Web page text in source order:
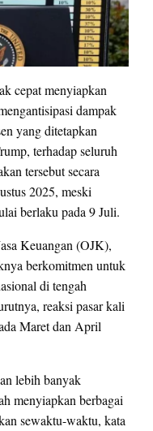
cepat menyiapkan
dampak
yang ditetapkan
terhadap seluruh
tersebut secara
2025, meski
berlaku pada 9 Juli.
Keuangan (OJK),
berkomitmen untuk
di tengah
reaksi pasar kali
Maret dan April
lebih banyak
menyiapkan berbagai
sewaktu-waktu, kata